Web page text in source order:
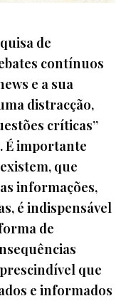
de
contínuos
e a sua
distracção,
críticas”
É importante
que
informações,
é indispensável
de
que
e informados